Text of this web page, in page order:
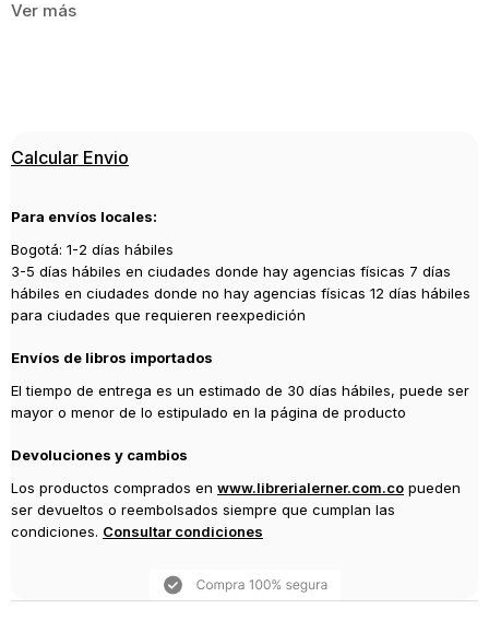
LAROUSSE
2010
Calcular Envio
Para envíos locales:
Bogotá: 1-2 días hábiles
3-5 días hábiles en ciudades donde hay agencias físicas 7 días
hábiles en ciudades donde no hay agencias físicas 12 días hábiles
para ciudades que requieren reexpedición
Envíos de libros importados
El tiempo de entrega es un estimado de 30 días hábiles, puede ser
mayor o menor de lo estipulado en la página de producto
Devoluciones y cambios
Los productos comprados en www.librerialerner.com.co pueden
ser devueltos o reembolsados siempre que cumplan las
condiciones. Consultar condiciones